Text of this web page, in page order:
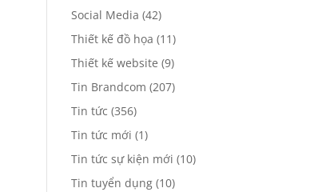
Social Media (42)
Thiết kế đồ họa (11)
Thiết kế website (9)
Tin Brandcom (207)
Tin tức (356)
Tin tức mới (1)
Tin tức sự kiện mới (10)
Tin tuyển dụng (10)